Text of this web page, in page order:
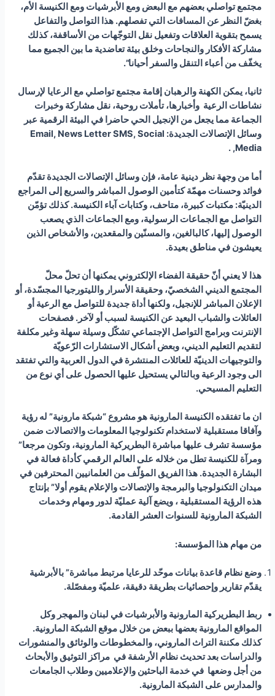
مجتمع تواصلي بعضهم مع البعض ومع الأبرشيات ومع الكنيسة الأم،
بغضّ النظر عن المسافات التي تفصلهم. هذا التواصل والتفاعل
يسمح بتقوية العلاقات وتفعيل نقل التوجّهات من الأساقفة، كذلك
مشاركة الأفكار والنجاحات وخلق بيئة تعاضدية ما بين الجميع مما
يخفّف من أعباء التنقل والسفر أحيانا”.
ثانيا، يمكن الكهنة والرهبان إقامة مجتمع تواصلي مع الرعايا لإرسال
نشاطات الرعية وأخبارها، تأملات روحية، نقل مشاركة وخبرات
الجماعة مما يجعل من الإنجيل الحي حاضرا في البيئة الرقمية عبر
وسائل الإتصالات الجديدة:
Email, News LetterSMS, Social
Media,
.
أما من وجهة نظر دينية عامة، فإن وسائل الإتصالات الجديدة تقدّم
فوائد وحسنات مهمّة كتأمين الوصول المباشر والسريع إلى المراجع
الدينيّة: مكتبات كبيرة، متاحف، وكتابات آباء الكنيسة. كذلك تؤمّن
التواصل مع الجماعات الرسولية، ومع الجماعات الذي يصعب
الوصول إليها، كالبالغين، والمسنّين والمقعدين، والأشخاص الذين
يعيشون في مناطق بعيدة.
هذا لا يعني أنّ حقيقة الفضاء الإلكتروني يمكنها أن تحلّ محلّ
المجتمع الديني الشخصيّ، وحقيقة الأسرار والليتورجيا المجسّدة، أو
الإعلان المباشر للإنجيل، ولكنها أداة جديدة للتواصل مع الرعية أو
العائلات والشباب البعيد عن الكنيسة لسبب أو لآخر. فصفحات
الإنترنت وبرامج التواصل الإجتماعي تشكّل وسيلة سهلة وغير مكلفة
لتقديم التعليم الديني، وبعض أشكال الاستشارات الرّعويّة
والتوجيهات الدينيّة للعائلات المنتشرة في الدول العربية والتي تفتقد
الى وجود الرعية وبالتالي يستحيل عليها الحصول على أي نوع من
التعليم المسيحي.
ان ما تفتقده الكنيسة المارونية هو مشروع “شبكة مارونية” له رؤية
وآفاقا مستقبلية لاستخدام تكنولوجيا المعلومات والاتصالات ضمن
مؤسسة تشرف عليها مباشرة البطريركية المارونية، وتكون مرجعا”
ومرآة للكنيسة تطل من خلاله على العالم الرقمي كأداة فعالة في
البشارة الجديدة. هذا الفريق المؤلّف من العلمانيين المحترفين في
ميدان التكنولوجيا والبرمجة والإتصالات والإعلام يقوم أولا” بإنتاج
هذه الرؤية المستقبلية ، ويضع آلية عمليّة لدور ومهام وخدمات
الشبكة المارونية للسنوات العشر القادمة.
من مهام هذا المؤسسة:
وضع نظام قاعدة بيانات موحّد للرعايا مرتبط مباشرة” بالأبرشية
يقدّم تقارير وإحصائيات بطريقة دقيقة، علميّة ومفصّلة.
ربط البطريركية المارونية والأبرشيات في لبنان والمهجر وكل
المواقع المارونية بعضها ببعض من خلال موقع الشبكة المارونية.
كذلك مكننة التراث الماروني، والمخطوطات والوثائق والمنشورات
والدراسات بعد تحديث نظام الأرشفة في مراكز التوثيق والأبحاث
من أجل وضعها في خدمة الباحثين والإعلاميين وطلاب الجامعات
والمدارس على الشبكة المارونية.